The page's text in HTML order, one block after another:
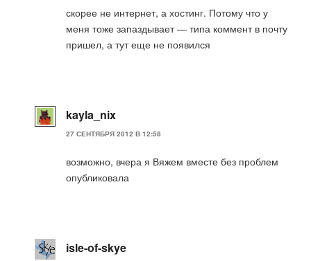
скорее не интернет, а хостинг. Потому что у
меня тоже запаздывает — типа коммент в почту
пришел, а тут еще не появился
kayla_nix
27 СЕНТЯБРЯ 2012 В 12:58
возможно, вчера я Вяжем вместе без проблем
опубликовала
isle-of-skye